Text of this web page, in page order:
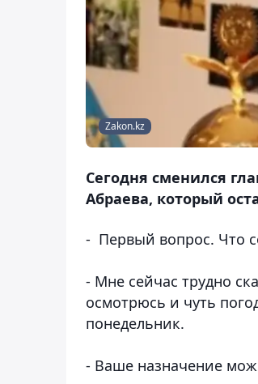
Zakon.kz
Сегодня сменился
Абраева, который
- Первый вопрос. Что
- Мне сейчас трудно
осмотрюсь и чуть
понедельник.
- Ваше назначение